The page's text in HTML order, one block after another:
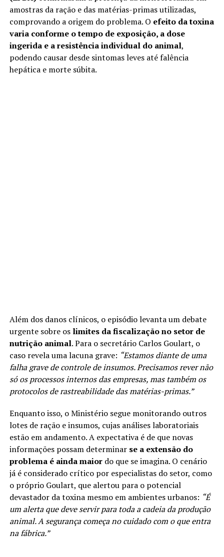
amostras da ração e das matérias-primas utilizadas,
comprovando a origem do problema. O efeito da toxina
varia conforme o tempo de exposição, a dose
ingerida e a resistência individual do animal,
podendo causar desde sintomas leves até falência
hepática e morte súbita.
Além dos danos clínicos, o episódio levanta um debate
urgente sobre os limites da fiscalização no setor de
nutrição animal. Para o secretário Carlos Goulart, o
caso revela uma lacuna grave: “Estamos diante de uma
falha grave de controle de insumos. Precisamos rever não
só os processos internos das empresas, mas também os
protocolos de rastreabilidade das matérias-primas.”
Enquanto isso, o Ministério segue monitorando outros
lotes de ração e insumos, cujas análises laboratoriais
estão em andamento. A expectativa é de que novas
informações possam determinar se a extensão do
problema é ainda maiordo que se imagina. O cenário
já é considerado crítico por especialistas do setor, como
o próprio Goulart, que alertou para o potencial
devastador da toxina mesmo em ambientes urbanos: “É
um alerta que deve servir para toda a cadeia da produção
animal. A segurança começa no cuidado com o que entra
na fábrica.”